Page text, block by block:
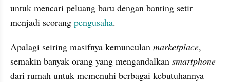
untuk mencari peluang baru dengan banting setir
menjadi seorang pengusaha.
Apalagi seiring masifnya kemunculan marketplace,
semakin banyak orang yang mengandalkan smartphone
dari rumah untuk memenuhi berbagai kebutuhannya